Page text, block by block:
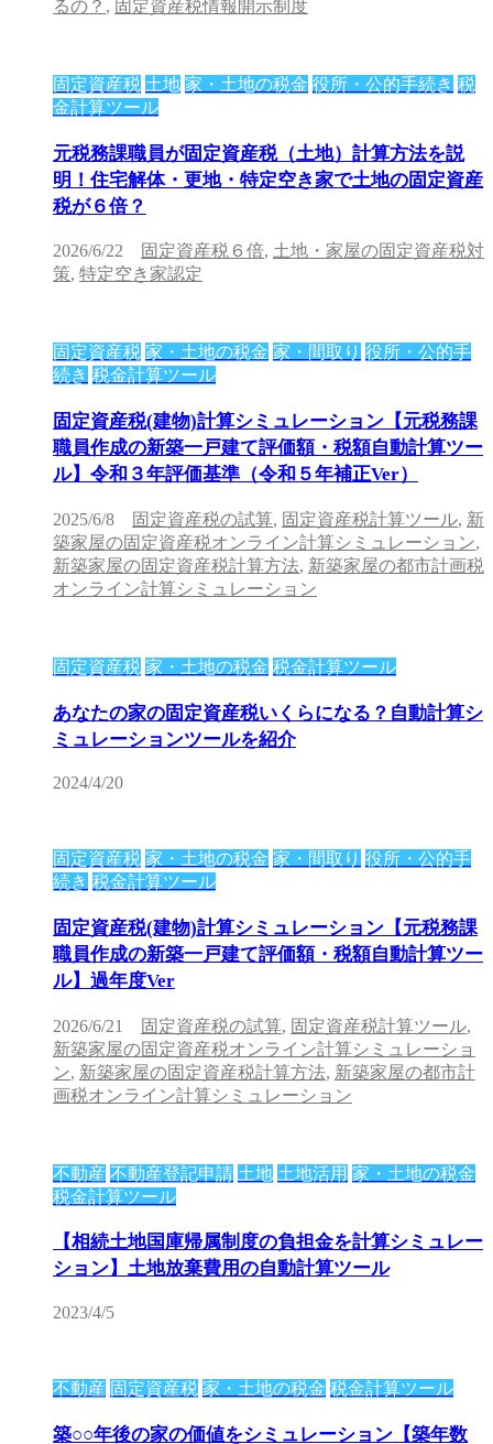
るの？ , 固定資産税情報開示制度
固定資産税 土地 家・土地の税金 役所・公的手続き 税
金計算ツール
元税務課職員が固定資産税（土地）計算方法を説
明！住宅解体・更地・特定空き家で土地の固定資産
税が６倍？
2026/6/22 固定資産税６倍, 土地・家屋の固定資産税対
策, 特定空き家認定
固定資産税 家・土地の税金 家・間取り 役所・公的手
続き 税金計算ツール
固定資産税(建物)計算シミュレーション【元税務課
職員作成の新築一戸建て評価額・税額自動計算ツー
ル】令和３年評価基準（令和５年補正Ver）
2025/6/8 固定資産税の試算, 固定資産税計算ツール, 新
築家屋の固定資産税オンライン計算シミュレーション,
新築家屋の固定資産税計算方法, 新築家屋の都市計画税
オンライン計算シミュレーション
固定資産税 家・土地の税金 税金計算ツール
あなたの家の固定資産税いくらになる？自動計算シ
ミュレーションツールを紹介
2024/4/20
固定資産税 家・土地の税金 家・間取り 役所・公的手
続き 税金計算ツール
固定資産税(建物)計算シミュレーション【元税務課
職員作成の新築一戸建て評価額・税額自動計算ツー
ル】過年度Ver
2026/6/21 固定資産税の試算, 固定資産税計算ツール,
新築家屋の固定資産税オンライン計算シミュレーショ
ン, 新築家屋の固定資産税計算方法, 新築家屋の都市計
画税オンライン計算シミュレーション
不動産 不動産登記申請 土地 土地活用 家・土地の税金
税金計算ツール
【相続土地国庫帰属制度の負担金を計算シミュレー
ション】土地放棄費用の自動計算ツール
2023/4/5
不動産 固定資産税 家・土地の税金 税金計算ツール
築○○年後の家の価値をシミュレーション【築年数